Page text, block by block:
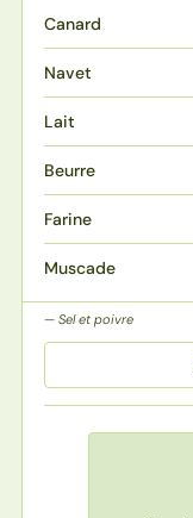
Canard
Navet
Lait
Beurre
Farine
Muscade
Sel et poivre